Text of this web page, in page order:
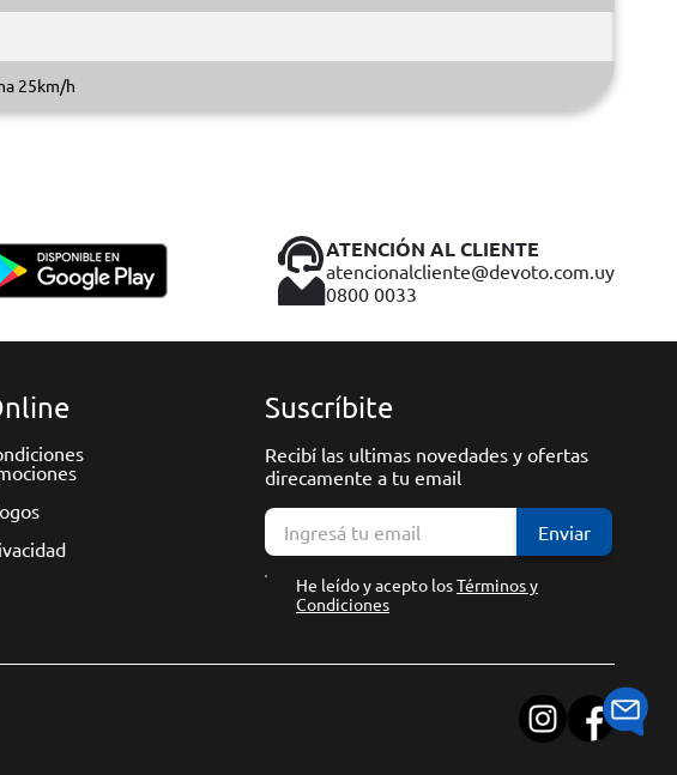
25km/h
ATENCIÓN AL CLIENTE
atencionalcliente@devoto.com.uy
0800 0033
Suscríbite
Recibí las ultimas novedades y ofertas
direcamente a tu email
Enviar
He leído y acepto losTérminos y
Condiciones